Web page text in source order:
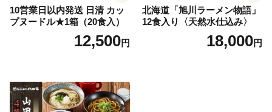
10営業日以内発送 日清 カッ
プヌードル★1箱（20食入）
12,500円
北海道「旭川ラーメン物語」
12食入り〈天然水仕込み〉
18,000円